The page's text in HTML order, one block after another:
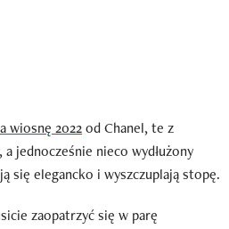
wiosnę 2022od Chanel, te z
jednocześnie nieco wydłużony
się elegancko i wyszczuplają stopę.
zaopatrzyć się w parę